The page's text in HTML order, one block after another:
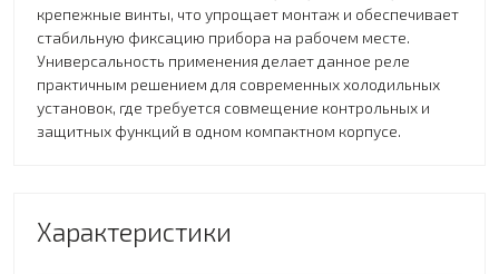
крепежные винты, что упрощает монтаж и обеспечивает
стабильную фиксацию прибора на рабочем месте.
Универсальность применения делает данное реле
практичным решением для современных холодильных
установок, где требуется совмещение контрольных и
защитных функций в одном компактном корпусе.
Характеристики